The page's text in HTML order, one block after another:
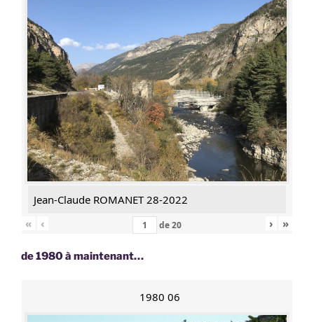
Jean-Claude ROMANET 28-2022
«
‹ de20 › »
de 1980 à maintenant…
1980 06